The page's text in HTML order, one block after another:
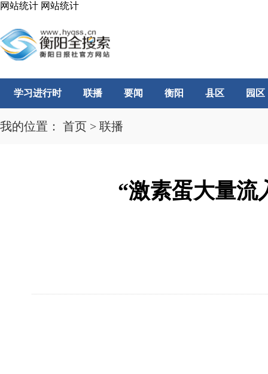
网站统计 网站统计
学习进行时 联播 要闻 衡阳 县区 园区
我的位置： 首页 > 联播
“激素蛋大量